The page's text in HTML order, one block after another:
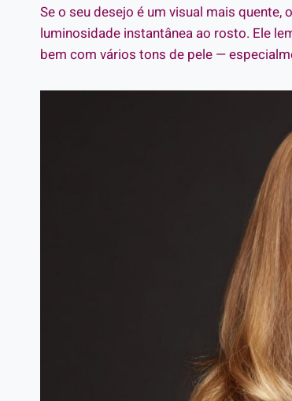
Se o seu desejo é um visual mais quente, o
luminosidade instantânea ao rosto. Ele
bem com vários tons de pele —